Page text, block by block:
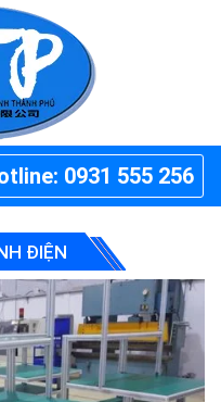
0931 555 256
ĐIỆN